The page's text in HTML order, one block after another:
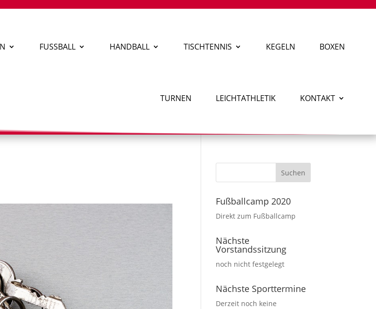
FUSSBALL HANDBALL TISCHTENNIS KEGELN BOXEN
TURNEN LEICHTATHLETIK KONTAKT
Fußballcamp 2020
Direkt zum Fußballcamp
Nächste
Vorstandssitzung
noch nicht festgelegt
Nächste Sporttermine
Derzeit noch keine